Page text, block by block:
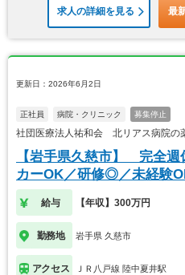
求人の詳細を見る 最
更新日：2026年6月2日
正社員 病院・クリニック 募集停止
社団医療法人祐和会 北リアス病院の
【岩手県久慈市】 完全週
カーOK／研修◎／未経験
給与 【年収】300万円
勤務地 岩手県 久慈市
アクセス ＪＲ八戸線 陸中夏井駅